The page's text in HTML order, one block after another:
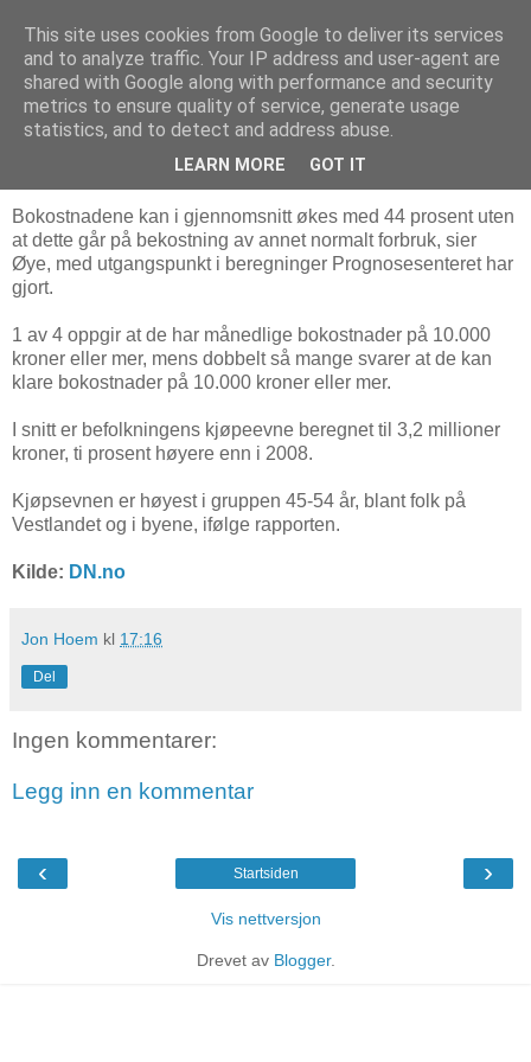
Arkitektur & Miljøteknologi
10 mai 2011
- Folk tåler 40 % høyere bokostnader
Bokostnadene kan i gjennomsnitt økes med 44 prosent uten
at dette går på bekostning av annet normalt forbruk, sier
Øye, med utgangspunkt i beregninger Prognosesenteret har
gjort.
1 av 4 oppgir at de har månedlige bokostnader på 10.000
kroner eller mer, mens dobbelt så mange svarer at de kan
klare bokostnader på 10.000 kroner eller mer.
I snitt er befolkningens kjøpeevne beregnet til 3,2 millioner
kroner, ti prosent høyere enn i 2008.
Kjøpsevnen er høyest i gruppen 45-54 år, blant folk på
Vestlandet og i byene, ifølge rapporten.
Kilde: DN.no
Jon Hoem kl 17:16
Del
Ingen kommentarer:
Legg inn en kommentar
‹ ›
Startsiden
Vis nettversjon
Drevet av Blogger.
This site uses cookies from Google to deliver its services
and to analyze traffic. Your IP address and user-agent are
shared with Google along with performance and security
metrics to ensure quality of service, generate usage
statistics, and to detect and address abuse.
LEARN MORE GOT IT